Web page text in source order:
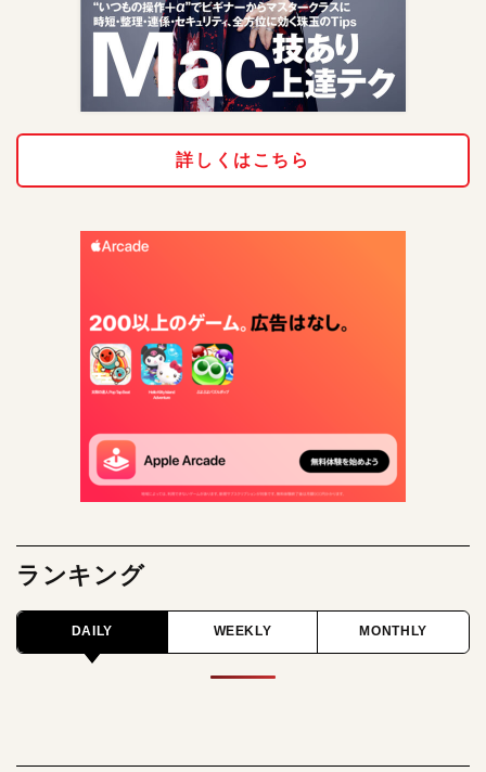
詳しくはこちら
ランキング
DAILY WEEKLY MONTHLY